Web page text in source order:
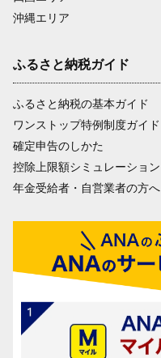
沖縄エリア
ふるさと納税ガイド
ふるさと納税の基本ガイド
ワンストップ特例制度ガイド
確定申告のしかた
控除上限額シミュレーション
年金受給者・自営業者の方へ